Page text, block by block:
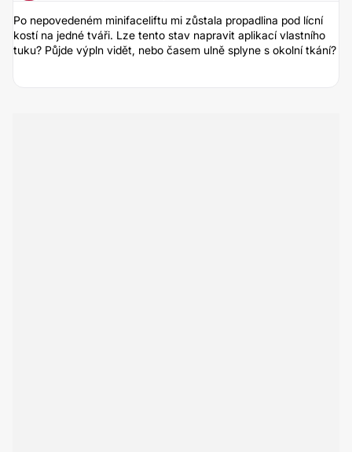
Po nepovedeném minifaceliftu mi zůstala propadlina pod lícní
kostí na jedné tváři. Lze tento stav napravit aplikací vlastního
tuku? Půjde výpln vidět, nebo časem ulně splyne s okolní tkání?